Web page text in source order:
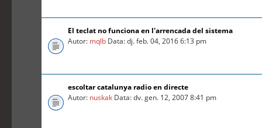
El teclat no funciona en l'arrencada del sistema
Autor: mqlb Data: dj. feb. 04, 2016 6:13 pm
escoltar catalunya radio en directe
Autor: nuskak Data: dv. gen. 12, 2007 8:41 pm